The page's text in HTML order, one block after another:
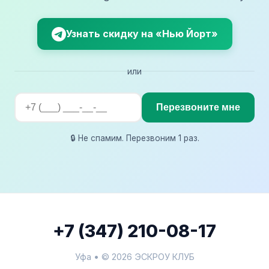
Узнать скидку на «Нью Йорт»
или
Перезвоните мне
🔒 Не спамим. Перезвоним 1 раз.
+7 (347) 210-08-17
Уфа • © 2026 ЭСКРОУ КЛУБ